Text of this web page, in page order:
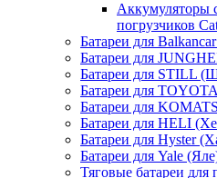
Аккумуляторы
погрузчиков
Батареи для
Батареи для
Батареи для STILL
Батареи для
Батареи для
Батареи для HELI
Батареи для Hyster
Батареи для Yale
Тяговые батареи